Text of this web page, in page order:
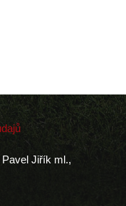
Jiřík ml.,